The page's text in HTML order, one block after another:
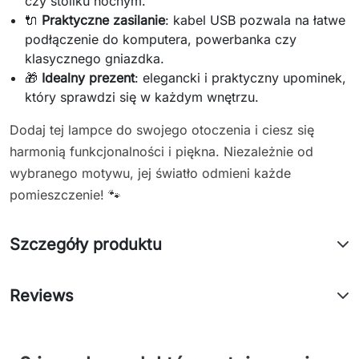
🔌 Praktyczne zasilanie: kabel USB pozwala na łatwe
podłączenie do komputera, powerbanka czy
klasycznego gniazdka.
🎁 Idealny prezent: elegancki i praktyczny upominek,
który sprawdzi się w każdym wnętrzu.
Dodaj tej lampce do swojego otoczenia i ciesz się
harmonią funkcjonalności i piękna. Niezależnie od
wybranego motywu, jej światło odmieni każde
pomieszczenie! 🐾
Szczegóły produktu
Reviews